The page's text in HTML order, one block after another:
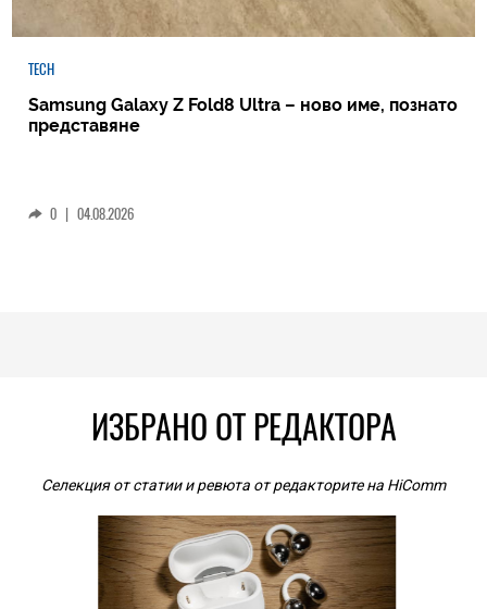
TECH
Samsung Galaxy Z Fold8 Ultra – ново име, познато
представяне
0 | 04.08.2026
ИЗБРАНО ОТ РЕДАКТОРА
Селекция от статии и ревюта от редакторите на HiComm